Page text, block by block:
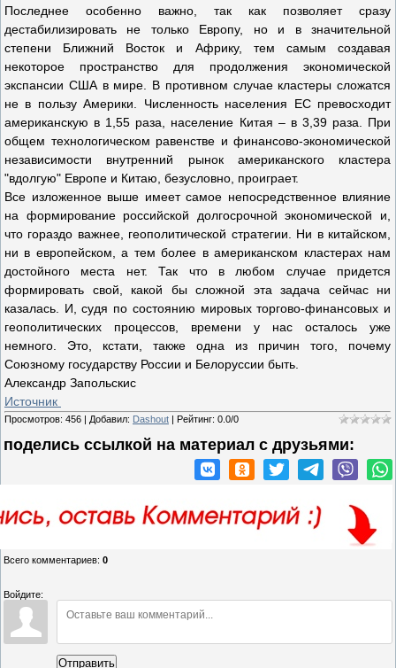
Последнее особенно важно, так как позволяет сразу
дестабилизировать не только Европу, но и в значительной
степени Ближний Восток и Африку, тем самым создавая
некоторое пространство для продолжения экономической
экспансии США в мире. В противном случае кластеры сложатся
не в пользу Америки. Численность населения ЕС превосходит
американскую в 1,55 раза, население Китая – в 3,39 раза. При
общем технологическом равенстве и финансово-экономической
независимости внутренний рынок американского кластера
"вдолгую" Европе и Китаю, безусловно, проиграет.
Все изложенное выше имеет самое непосредственное влияние
на формирование российской долгосрочной экономической и,
что гораздо важнее, геополитической стратегии. Ни в китайском,
ни в европейском, а тем более в американском кластерах нам
достойного места нет. Так что в любом случае придется
формировать свой, какой бы сложной эта задача сейчас ни
казалась. И, судя по состоянию мировых торгово-финансовых и
геополитических процессов, времени у нас осталось уже
немного. Это, кстати, также одна из причин того, почему
Союзному государству России и Белоруссии быть.
Александр Запольскис
Источник
Просмотров: 456 | Добавил: Dashout | Рейтинг: 0.0/0
поделись ссылкой на материал c друзьями:
Всего комментариев: 0
Войдите:
Отправить